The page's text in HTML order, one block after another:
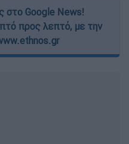
στο Google News!
προς λεπτό, με την